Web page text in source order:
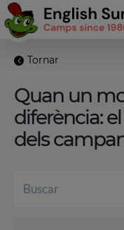
Tornar
Quan un
diferència:
dels